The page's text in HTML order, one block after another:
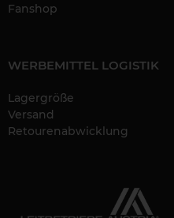
Fanshop
WERBEMITTEL LOGISTIK
Lagergröße
Versand
Retourenabwicklung